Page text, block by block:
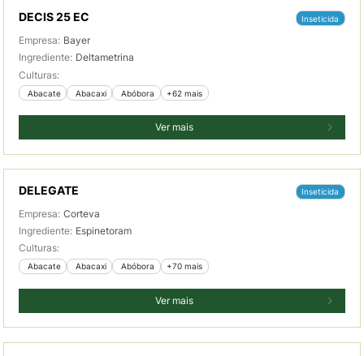
DECIS 25 EC Inseticida
Empresa: Bayer
Ingrediente: Deltametrina
Culturas:
Abacate Abacaxi Abóbora +62 mais
Ver mais
DELEGATE Inseticida
Empresa: Corteva
Ingrediente: Espinetoram
Culturas:
Abacate Abacaxi Abóbora +70 mais
Ver mais